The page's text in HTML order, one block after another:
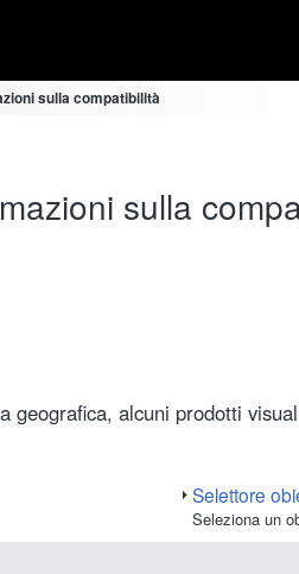
sulla compatibilità
sulla
geografica, alcuni prodotti
Selettore
Seleziona un